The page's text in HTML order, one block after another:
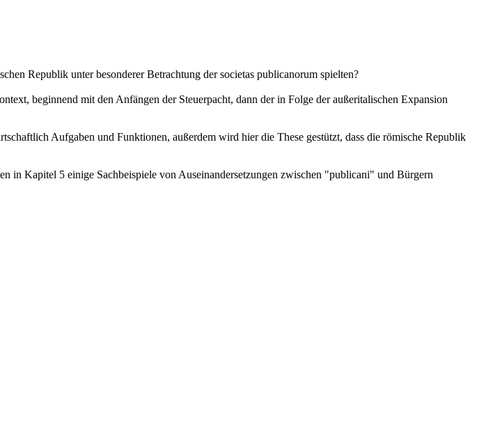
Republik unter besonderer Betrachtung der societas publicanorum spielten?
beginnend mit den Anfängen der Steuerpacht, dann der in Folge der außeritalischen Expansion
Aufgaben und Funktionen, außerdem wird hier die These gestützt, dass die römische Republik
in Kapitel 5 einige Sachbeispiele von Auseinandersetzungen zwischen "publicani" und Bürgern